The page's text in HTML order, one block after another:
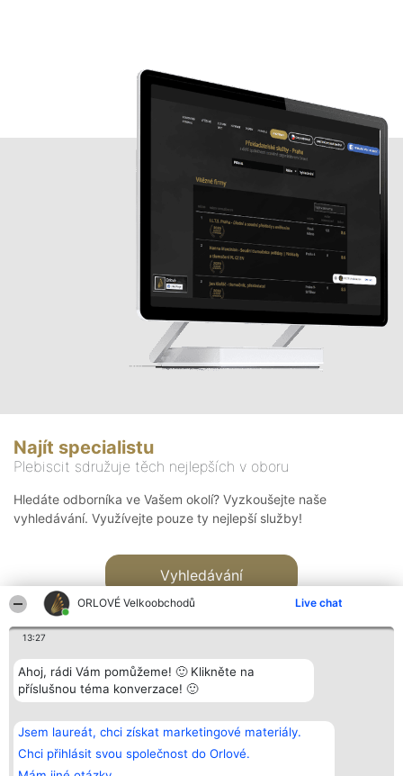
ORLOVÉ Velkoobchodů Live chat
13:27
Ahoj, rádi Vám pomůžeme! 🙂 Klikněte na
příslušnou téma konverzace! 🙂
Jsem laureát, chci získat marketingové materiály.
Chci přihlásit svou společnost do Orlové.
Najít specialistu
Plebiscit sdružuje těch nejlepších v oboru
Hledáte odborníka ve Vašem okolí? Vyzkoušejte naše
vyhledávání. Využívejte pouze ty nejlepší služby!
Vyhledávání
Bright Side Solutions sp. z o.
o. sp. k.
ul. Ruska 22
Wrocław 50-079
Vítězové
Seznam všech
laureátů
Zásady
Kontakt